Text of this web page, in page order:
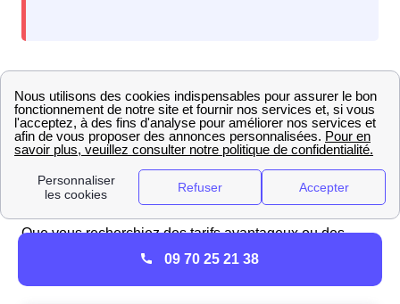
classement des fournisseurs en 2025
Pour les Looberghois souhaitant faire un choix éclairé
parmi les offres de gaz, la comparaison est essentielle.
Notre sélection vous propose des offres spécialement
adaptées à vos
besoins énergétiques.
Que vous recherchiez des tarifs avantageux ou des
options plus écologiques, découvrez les offres de gaz
09 70 25 21 38